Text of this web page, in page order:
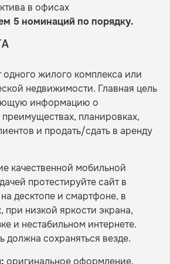
в офисах
5 номинаций по порядку.
одного жилого комплекса или
недвижимости. Главная цель
информацию о
планировках,
и продать/сдать в аренду
качественной мобильной
протестируйте сайт в
десктопе и смартфоне, в
при низкой яркости экрана,
и нестабильном интернете.
должна сохраняться везде.
оригинальное оформление,